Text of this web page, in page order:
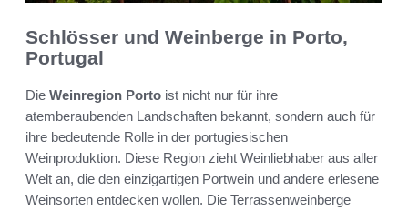
Schlösser und Weinberge in Porto,
Portugal
Die Weinregion Porto ist nicht nur für ihre
atemberaubenden Landschaften bekannt, sondern auch für
ihre bedeutende Rolle in der portugiesischen
Weinproduktion. Diese Region zieht Weinliebhaber aus aller
Welt an, die den einzigartigen Portwein und andere erlesene
Weinsorten entdecken wollen. Die Terrassenweinberge